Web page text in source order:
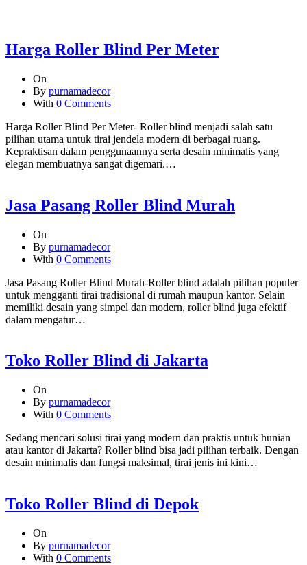
Harga Roller Blind Per Meter
On
By purnamadecor
With 0 Comments
Harga Roller Blind Per Meter- Roller blind menjadi salah satu
pilihan utama untuk tirai jendela modern di berbagai ruang.
Kepraktisan dalam penggunaannya serta desain minimalis yang
elegan membuatnya sangat digemari.…
Jasa Pasang Roller Blind Murah
On
By purnamadecor
With 0 Comments
Jasa Pasang Roller Blind Murah-Roller blind adalah pilihan populer
untuk mengganti tirai tradisional di rumah maupun kantor. Selain
memiliki desain yang simpel dan modern, roller blind juga efektif
dalam mengatur…
Toko Roller Blind di Jakarta
On
By purnamadecor
With 0 Comments
Sedang mencari solusi tirai yang modern dan praktis untuk hunian
atau kantor di Jakarta? Roller blind bisa jadi pilihan terbaik. Dengan
desain minimalis dan fungsi maksimal, tirai jenis ini kini…
Toko Roller Blind di Depok
On
By purnamadecor
With 0 Comments